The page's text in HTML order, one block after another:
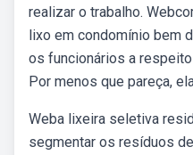
realizar o trabalho.
lixo em condomínio bem
os funcionários a
Por menos que pareça,
Weba lixeira seletiva
segmentar os resíduos